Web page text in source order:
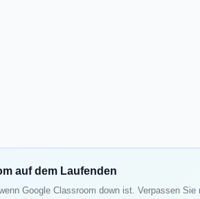
auf dem Laufenden
Google Classroom down ist. Verpassen Sie